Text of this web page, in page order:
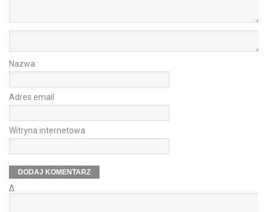
Nazwa
Adres email
Witryna internetowa
Δ